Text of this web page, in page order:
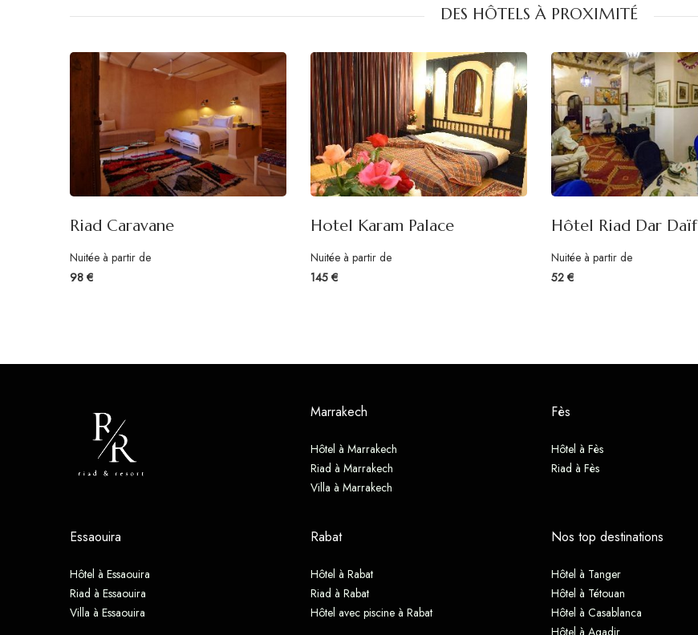
DES HÔTELS À PROXIMITÉ
Riad Caravane
Nuitée à partir de
98 €
Hotel Karam Palace
Nuitée à partir de
145 €
Hôtel Riad Dar Daïf
Nuitée à partir de
52 €
Marrakech
Hôtel à Marrakech
Riad à Marrakech
Villa à Marrakech
Fès
Hôtel à Fès
Riad à Fès
Essaouira
Hôtel à Essaouira
Riad à Essaouira
Villa à Essaouira
Rabat
Hôtel à Rabat
Riad à Rabat
Hôtel avec piscine à Rabat
Nos top destinations
Hôtel à Tanger
Hôtel à Tétouan
Hôtel à Casablanca
Hôtel à Agadir